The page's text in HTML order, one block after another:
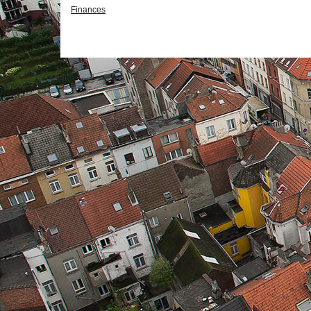
Finances